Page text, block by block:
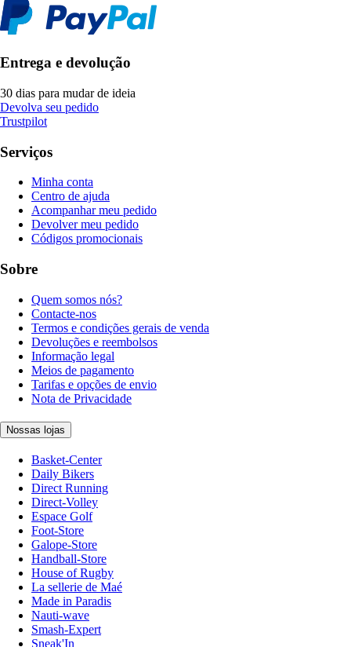
Entrega e devolução
30 dias para mudar de ideia
Devolva seu pedido
Trustpilot
Serviços
Minha conta
Centro de ajuda
Acompanhar meu pedido
Devolver meu pedido
Códigos promocionais
Sobre
Quem somos nós?
Contacte-nos
Termos e condições gerais de venda
Devoluções e reembolsos
Informação legal
Meios de pagamento
Tarifas e opções de envio
Nota de Privacidade
Nossas lojas
Basket-Center
Daily Bikers
Direct Running
Direct-Volley
Espace Golf
Foot-Store
Galope-Store
Handball-Store
House of Rugby
La sellerie de Maé
Made in Paradis
Nauti-wave
Smash-Expert
Sneak'In